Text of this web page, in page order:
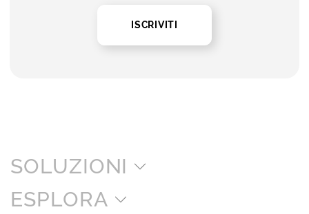
ISCRIVITI
SOLUZIONI
ESPLORA